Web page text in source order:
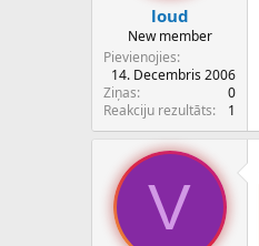
loud
New member
Pievienojies
14. Decembris 2006
Ziņas
0
Reakciju rezultāts
1
V